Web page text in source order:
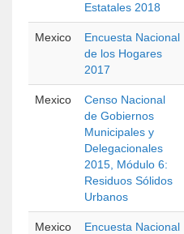
Estatales 2018
Mexico
Encuesta Nacional
de los Hogares
2017
Mexico
Censo Nacional
de Gobiernos
Municipales y
Delegacionales
2015, Módulo 6:
Residuos Sólidos
Urbanos
Mexico
Encuesta Nacional